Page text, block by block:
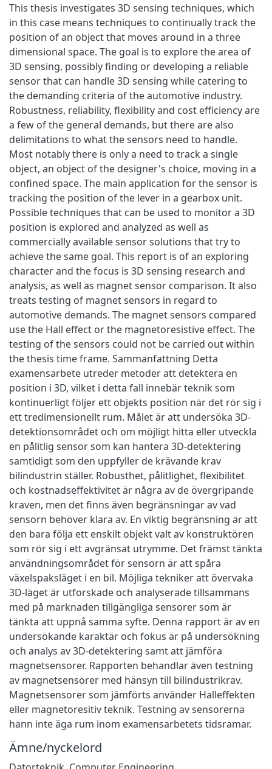
This thesis investigates 3D sensing techniques, which
in this case means techniques to continually track the
position of an object that moves around in a three
dimensional space. The goal is to explore the area of
3D sensing, possibly finding or developing a reliable
sensor that can handle 3D sensing while catering to
the demanding criteria of the automotive industry.
Robustness, reliability, flexibility and cost efficiency are
a few of the general demands, but there are also
delimitations to what the sensors need to handle.
Most notably there is only a need to track a single
object, an object of the designer's choice, moving in a
confined space. The main application for the sensor is
tracking the position of the lever in a gearbox unit.
Possible techniques that can be used to monitor a 3D
position is explored and analyzed as well as
commercially available sensor solutions that try to
achieve the same goal. This report is of an exploring
character and the focus is 3D sensing research and
analysis, as well as magnet sensor comparison. It also
treats testing of magnet sensors in regard to
automotive demands. The magnet sensors compared
use the Hall effect or the magnetoresistive effect. The
testing of the sensors could not be carried out within
the thesis time frame. Sammanfattning Detta
examensarbete utreder metoder att detektera en
position i 3D, vilket i detta fall innebär teknik som
kontinuerligt följer ett objekts position när det rör sig i
ett tredimensionellt rum. Målet är att undersöka 3D-
detektionsområdet och om möjligt hitta eller utveckla
en pålitlig sensor som kan hantera 3D-detektering
samtidigt som den uppfyller de krävande krav
bilindustrin ställer. Robusthet, pålitlighet, flexibilitet
och kostnadseffektivitet är några av de övergripande
kraven, men det finns även begränsningar av vad
sensorn behöver klara av. En viktig begränsning är att
den bara följa ett enskilt objekt valt av konstruktören
som rör sig i ett avgränsat utrymme. Det främst tänkta
användningsområdet för sensorn är att spåra
växelspaksläget i en bil. Möjliga tekniker att övervaka
3D-läget är utforskade och analyserade tillsammans
med på marknaden tillgängliga sensorer som är
tänkta att uppnå samma syfte. Denna rapport är av en
undersökande karaktär och fokus är på undersökning
och analys av 3D-detektering samt att jämföra
magnetsensorer. Rapporten behandlar även testning
av magnetsensorer med hänsyn till bilindustrikrav.
Magnetsensorer som jämförts använder Halleffekten
eller magnetoresitiv teknik. Testning av sensorerna
hann inte äga rum inom examensarbetets tidsramar.
Ämne/nyckelord